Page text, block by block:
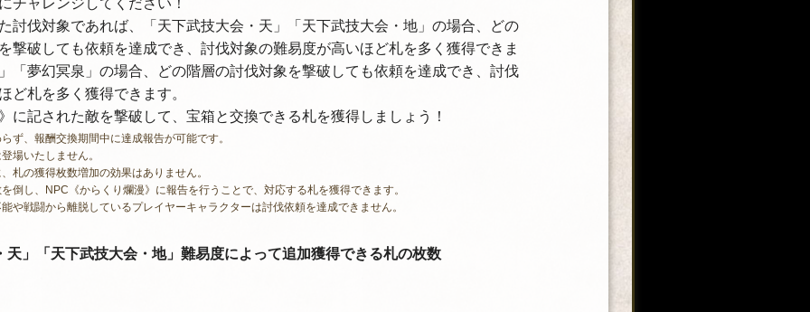
討伐対象であれば、「天下武技大会・天」「天下武技大会・地」の場合、どの
撃破しても依頼を達成でき、討伐対象の難易度が高いほど札を多く獲得できま
「夢幻冥泉」の場合、どの階層の討伐対象を撃破しても依頼を達成でき、討伐
ど札を多く獲得できます。
に記された敵を撃破して、宝箱と交換できる札を獲得しましょう！
ず、報酬交換期間中に達成報告が可能です。
場いたしません。
札の獲得枚数増加の効果はありません。
倒し、NPC《からくり爛漫》に報告を行うことで、対応する札を獲得できます。
や戦闘から離脱しているプレイヤーキャラクターは討伐依頼を達成できません。
天」「天下武技大会・地」難易度によって追加獲得できる札の枚数